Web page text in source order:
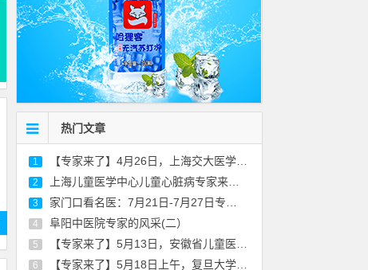
热门文章
1 【专家来了】4月26日，上海交大医学院附属仁济医院胃肠外科专家陈建军来院坐诊
2 上海儿童医学中心儿童心脏病专家来阜义诊啦！
3 家门口看名医：7月21日-7月27日专家来院坐诊信息，请查收！
4 阜阳中医院专家的风采(二）
5 【专家来了】5月13日，安徽省儿童医院儿童心理科朱启东医生来院坐诊通知
6 【专家来了】5月18日上午，复旦大学附属妇产科医院宫颈疾病专家丰华来院坐诊通知